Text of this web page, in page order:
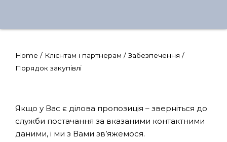
Home / Клієнтам і партнерам / Забезпечення /
Порядок закупівлі
Якщо у Вас є ділова пропозиція – зверніться до
служби постачання за вказаними контактними
даними, і ми з Вами зв’яжемося.